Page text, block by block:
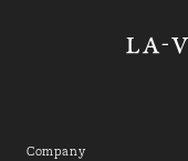
Company